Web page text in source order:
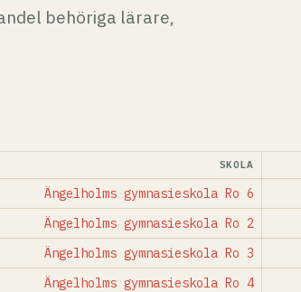
behöriga lärare,
SKOLA
Ängelholms gymnasieskola Ro 6
Ängelholms gymnasieskola Ro 2
Ängelholms gymnasieskola Ro 3
Ängelholms gymnasieskola Ro 4